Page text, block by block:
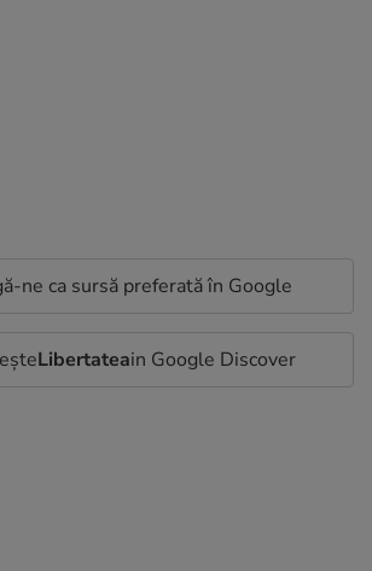
ne ca sursă preferată în Google
Libertateain Google Discover